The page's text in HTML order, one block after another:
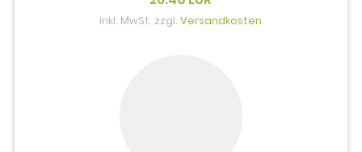
inkl. MwSt. zzgl.Versandkosten